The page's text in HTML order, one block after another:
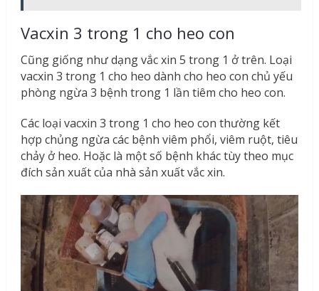
Vacxin 3 trong 1 cho heo con
Cũng giống như dạng vắc xin 5 trong 1 ở trên. Loại
vacxin 3 trong 1 cho heo dành cho heo con chủ yếu
phòng ngừa 3 bệnh trong 1 lần tiêm cho heo con.
Các loại vacxin 3 trong 1 cho heo con thường kết
hợp chủng ngừa các bệnh viêm phổi, viêm ruột, tiêu
chảy ở heo. Hoặc là một số bệnh khác tùy theo mục
đích sản xuất của nhà sản xuất vắc xin.